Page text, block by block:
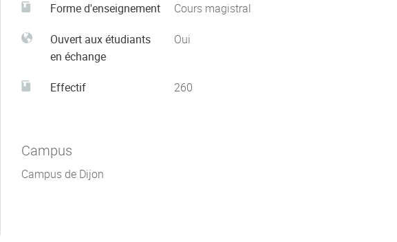
Forme d'enseignement Cours magistral
Ouvert aux étudiants
en échange
Oui
Effectif 260
Campus
Campus de Dijon